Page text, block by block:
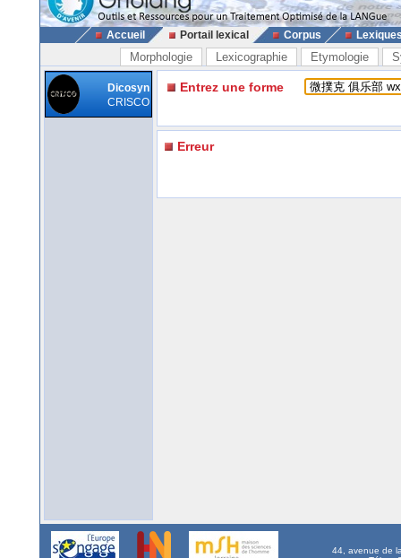
Accueil Portail lexical Corpus
Morphologie Lexicographie Etymologie
Dicosyn
CRISCO
Entrez une forme
Erreur
44, avenue de